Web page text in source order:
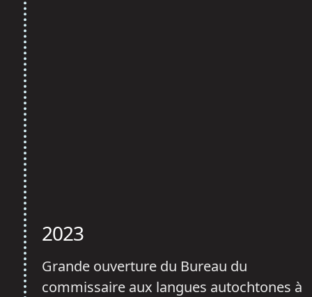
2023
Grande ouverture du Bureau du
commissaire aux langues autochtones à